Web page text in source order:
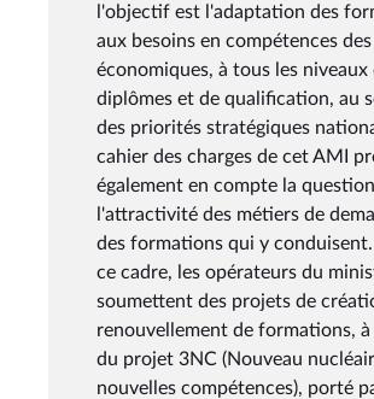
l'objectif est l'adaptation des
aux besoins en compétences
économiques, à tous les niveaux
diplômes et de qualification, au
des priorités stratégiques
cahier des charges de cet AMI
également en compte la
l'attractivité des métiers de
des formations qui y
ce cadre, les opérateurs du
soumettent des projets de
renouvellement de formations,
du projet 3NC (Nouveau
nouvelles compétences), porté